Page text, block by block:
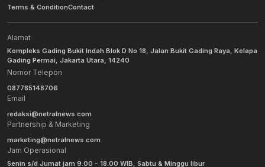
Terms & ConditionContact
Alamat
Kompleks Gading Bukit Indah Blok D No 18, Jalan Bukit Gading Raya, Kelapa
Gading Permai, Jakarta Utara, 14240
Nomor Telepon
087785148706
Email
redaksi@netralnews.com
Partnership & Marketing
marketing@netralnews.com
Jam Operasional
Senin s/d Jumat jam 9.00 - 18.00 WIB, Sabtu & Minggu libur